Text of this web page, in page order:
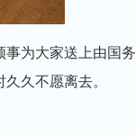
事为大家送上由国务
久不愿离去。